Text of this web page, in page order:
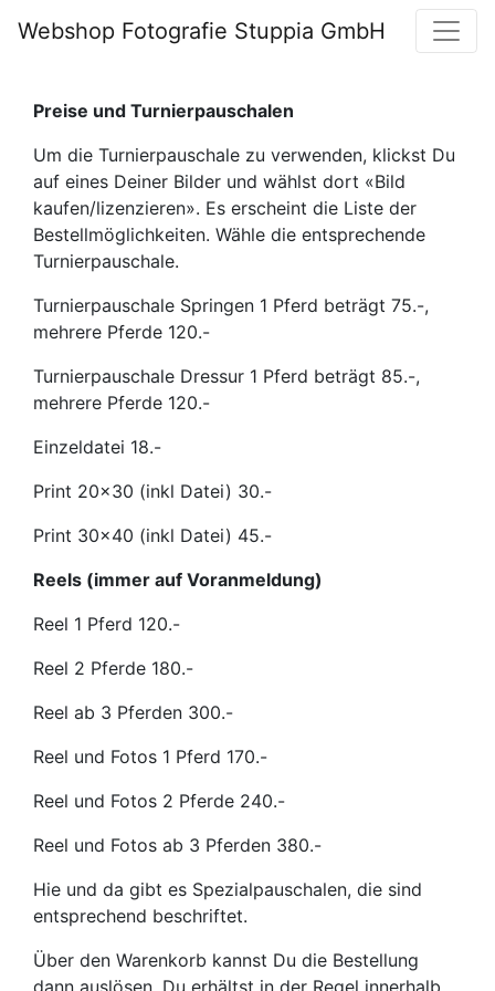
Webshop Fotografie Stuppia GmbH
Preise und Turnierpauschalen
Um die Turnierpauschale zu verwenden, klickst Du
auf eines Deiner Bilder und wählst dort «Bild
kaufen/lizenzieren». Es erscheint die Liste der
Bestellmöglichkeiten. Wähle die entsprechende
Turnierpauschale.
Turnierpauschale Springen 1 Pferd beträgt 75.-,
mehrere Pferde 120.-
Turnierpauschale Dressur 1 Pferd beträgt 85.-,
mehrere Pferde 120.-
Einzeldatei 18.-
Print 20x30 (inkl Datei) 30.-
Print 30x40 (inkl Datei) 45.-
Reels (immer auf Voranmeldung)
Reel 1 Pferd 120.-
Reel 2 Pferde 180.-
Reel ab 3 Pferden 300.-
Reel und Fotos 1 Pferd 170.-
Reel und Fotos 2 Pferde 240.-
Reel und Fotos ab 3 Pferden 380.-
Hie und da gibt es Spezialpauschalen, die sind
entsprechend beschriftet.
Über den Warenkorb kannst Du die Bestellung
dann auslösen. Du erhältst in der Regel innerhalb